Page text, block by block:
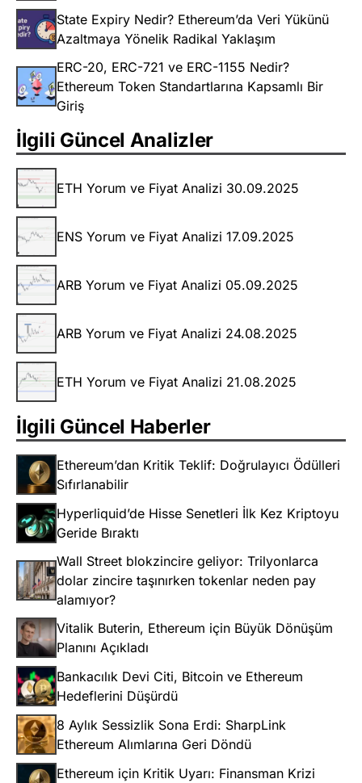
State Expiry Nedir? Ethereum’da Veri Yükünü
Azaltmaya Yönelik Radikal Yaklaşım
ERC-20, ERC-721 ve ERC-1155 Nedir?
Ethereum Token Standartlarına Kapsamlı Bir
Giriş
İlgili Güncel Analizler
ETH Yorum ve Fiyat Analizi 30.09.2025
ENS Yorum ve Fiyat Analizi 17.09.2025
ARB Yorum ve Fiyat Analizi 05.09.2025
ARB Yorum ve Fiyat Analizi 24.08.2025
ETH Yorum ve Fiyat Analizi 21.08.2025
İlgili Güncel Haberler
Ethereum’dan Kritik Teklif: Doğrulayıcı Ödülleri
Sıfırlanabilir
Hyperliquid’de Hisse Senetleri İlk Kez Kriptoyu
Geride Bıraktı
Wall Street blokzincire geliyor: Trilyonlarca
dolar zincire taşınırken tokenlar neden pay
alamıyor?
Vitalik Buterin, Ethereum için Büyük Dönüşüm
Planını Açıkladı
Bankacılık Devi Citi, Bitcoin ve Ethereum
Hedeflerini Düşürdü
8 Aylık Sessizlik Sona Erdi: SharpLink
Ethereum Alımlarına Geri Döndü
Ethereum için Kritik Uyarı: Finansman Krizi